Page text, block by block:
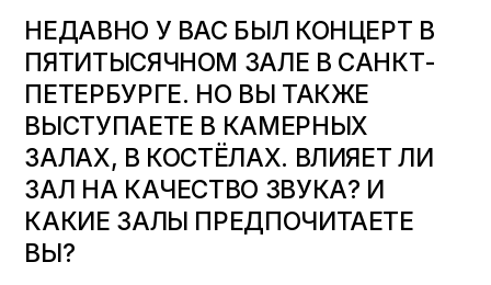
НЕДАВНО У ВАС БЫЛ КОНЦЕРТ В
ПЯТИТЫСЯЧНОМ ЗАЛЕ В САНКТ-
ПЕТЕРБУРГЕ. НО ВЫ ТАКЖЕ
ВЫСТУПАЕТЕ В КАМЕРНЫХ
ЗАЛАХ, В КОСТЁЛАХ. ВЛИЯЕТ ЛИ
ЗАЛ НА КАЧЕСТВО ЗВУКА? И
КАКИЕ ЗАЛЫ ПРЕДПОЧИТАЕТЕ
ВЫ?